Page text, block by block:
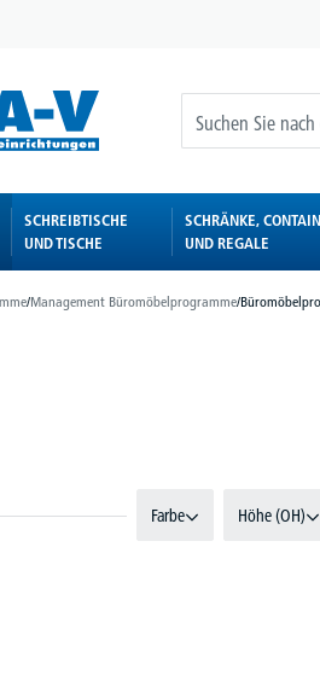
SCHREIBTISCHE
UND TISCHE
SCHRÄNKE,
UND REGALE
/Management Büromöbelprogramme/
Farbe Höhe (OH)